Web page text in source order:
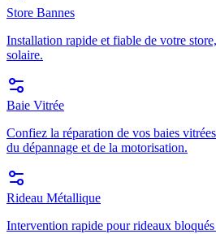
Store Bannes
Installation rapide et fiable de votre
solaire.
Baie Vitrée
Confiez la réparation de vos baies
du dépannage et de la motorisation.
Rideau Métallique
Intervention rapide pour rideaux